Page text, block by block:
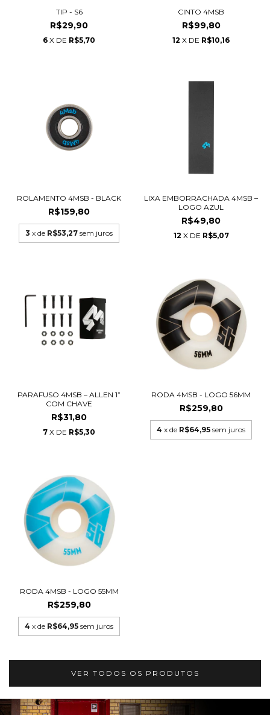
TIP - S6
R$29,90
6 X DE R$5,70
CINTO 4MSB
R$99,80
12 X DE R$10,16
ROLAMENTO 4MSB - BLACK
R$159,80
3 x de R$53,27 sem juros
LIXA EMBORRACHADA 4MSB –
LOGO AZUL
R$49,80
12 X DE R$5,07
PARAFUSO 4MSB – ALLEN 1”
COM CHAVE
R$31,80
7 X DE R$5,30
RODA 4MSB - LOGO 56MM
R$259,80
4 x de R$64,95 sem juros
RODA 4MSB - LOGO 55MM
R$259,80
4 x de R$64,95 sem juros
VER TODOS OS PRODUTOS